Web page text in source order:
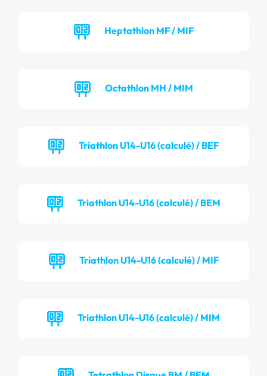
Heptathlon MF / MIF
Octathlon MH / MIM
Triathlon U14-U16 (calculé) / BEF
Triathlon U14-U16 (calculé) / BEM
Triathlon U14-U16 (calculé) / MIF
Triathlon U14-U16 (calculé) / MIM